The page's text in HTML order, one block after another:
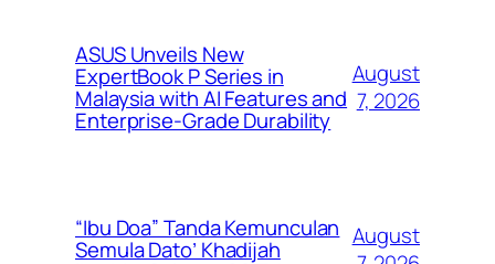
ASUS Unveils New
ExpertBook P Series in
Malaysia with AI Features and
Enterprise-Grade Durability
August
7, 2026
“Ibu Doa” Tanda Kemunculan
Semula Dato’ Khadijah
August